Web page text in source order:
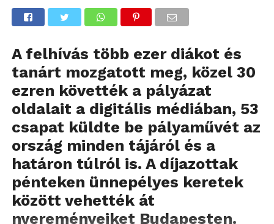
A felhívás több ezer diákot és
tanárt mozgatott meg, közel 30
ezren követték a pályázat
oldalait a digitális médiában, 53
csapat küldte be pályaművét az
ország minden tájáról és a
határon túlról is. A díjazottak
pénteken ünnepélyes keretek
között vehették át
nyereményeiket Budapesten.